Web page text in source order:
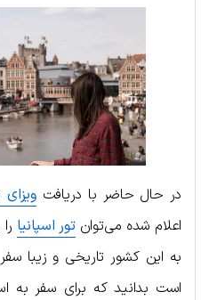
در حال حاضر با دریافت
اعلام شده می‌توانتور اسپانیا
به این کشور تاریخی و زیبا
است بدانید که برای سفر به